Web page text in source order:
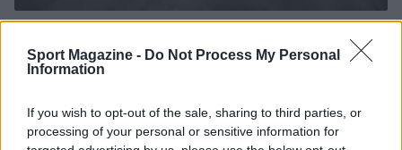
Sport Magazine - Do Not Process My Personal
Information
If you wish to opt-out of the sale, sharing to third parties, or
processing of your personal or sensitive information for
auto elettriche e ibride
Francesca Lombardi · 7 Ago 2026
NOTIZIE